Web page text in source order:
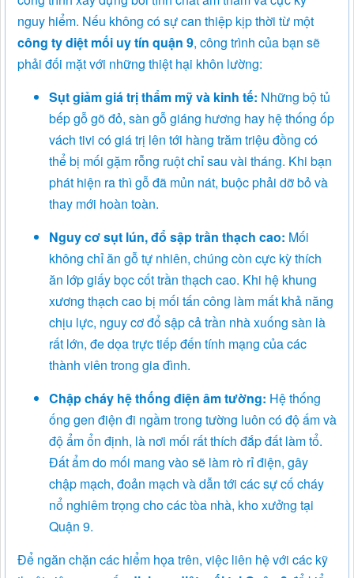
nguy hiểm. Nếu không có sự can thiệp kịp thời từ một
công ty diệt mối uy tín quận 9, công trình của bạn sẽ
phải đối mặt với những thiệt hại khôn lường:
Sụt giảm giá trị thẩm mỹ và kinh tế: Những bộ tủ
bếp gỗ gõ đỏ, sàn gỗ giáng hương hay hệ thống ốp
vách tivi có giá trị lên tới hàng trăm triệu đồng có
thể bị mối gặm rỗng ruột chỉ sau vài tháng. Khi bạn
phát hiện ra thì gỗ đã mủn nát, buộc phải dỡ bỏ và
thay mới hoàn toàn.
Nguy cơ sụt lún, đổ sập trần thạch cao: Mối
không chỉ ăn gỗ tự nhiên, chúng còn cực kỳ thích
ăn lớp giấy bọc cốt trần thạch cao. Khi hệ khung
xương thạch cao bị mối tấn công làm mất khả năng
chịu lực, nguy cơ đổ sập cả trần nhà xuống sàn là
rất lớn, đe dọa trực tiếp đến tính mạng của các
thành viên trong gia đình.
Chập cháy hệ thống điện âm tường: Hệ thống
ống gen điện đi ngầm trong tường luôn có độ ấm và
độ ẩm ổn định, là nơi mối rất thích đắp đất làm tổ.
Đất ẩm do mối mang vào sẽ làm rò rỉ điện, gây
chập mạch, đoản mạch và dẫn tới các sự cố cháy
nổ nghiêm trọng cho các tòa nhà, kho xưởng tại
Quận 9.
Để ngăn chặn các hiểm họa trên, việc liên hệ với các kỹ